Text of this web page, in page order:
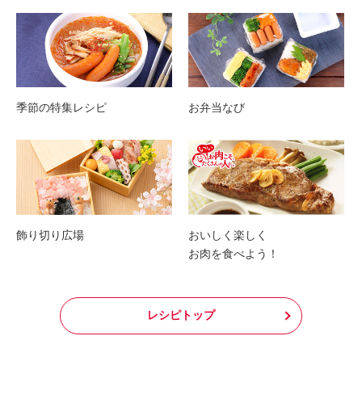
季節の特集レシピ お弁当なび
飾り切り広場
おいしく楽しく
お肉を食べよう！
レシピトップ